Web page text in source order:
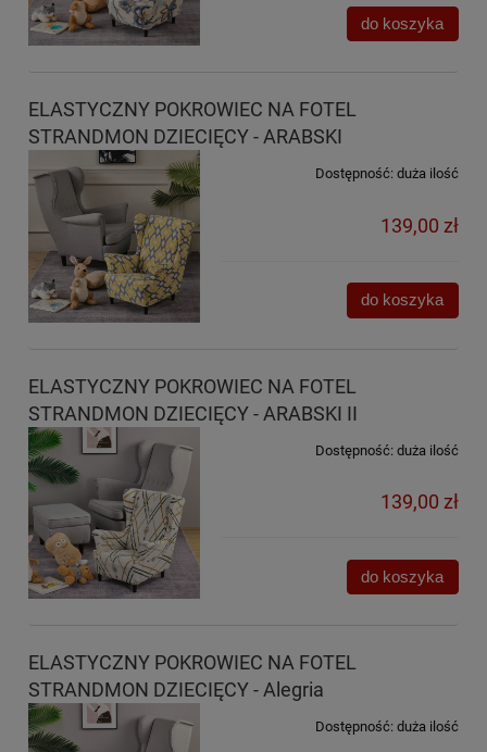
do koszyka
ELASTYCZNY POKROWIEC NA FOTEL
STRANDMON DZIECIĘCY - ARABSKI
Dostępność: duża ilość
139,00 zł
do koszyka
ELASTYCZNY POKROWIEC NA FOTEL
STRANDMON DZIECIĘCY - ARABSKI II
Dostępność: duża ilość
139,00 zł
do koszyka
ELASTYCZNY POKROWIEC NA FOTEL
STRANDMON DZIECIĘCY - Alegria
Dostępność: duża ilość